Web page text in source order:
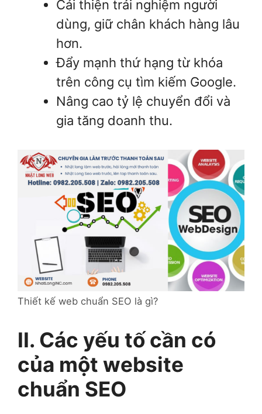
Cải thiện trải nghiệm người
dùng, giữ chân khách hàng lâu
hơn.
Đẩy mạnh thứ hạng từ khóa
trên công cụ tìm kiếm Google.
Nâng cao tỷ lệ chuyển đổi và
gia tăng doanh thu.
Thiết kế web chuẩn SEO là gì?
II. Các yếu tố cần có
của một website
chuẩn SEO